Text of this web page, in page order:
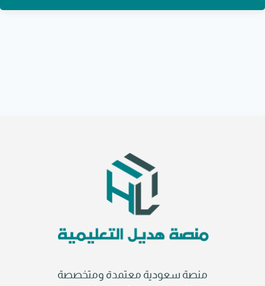
منصة سعودية معتمدة ومتخصصة